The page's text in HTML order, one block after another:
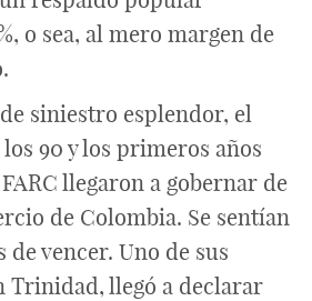
o sea, al mero margen de
siniestro esplendor, el
90 y los primeros años
llegaron a gobernar de
de Colombia. Se sentían
de vencer. Uno de sus
Trinidad, llegó a declarar